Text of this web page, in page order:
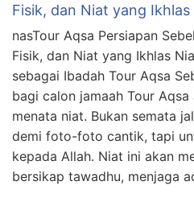
Fisik, dan Niat yang Ikhlas
nasTour Aqsa Persiapan
Fisik, dan Niat yang Ikhlas
sebagai Ibadah Tour Aqsa
bagi calon jamaah Tour
menata niat. Bukan semata
demi foto-foto cantik, tapi
kepada Allah. Niat ini akan
bersikap tawadhu, menjaga